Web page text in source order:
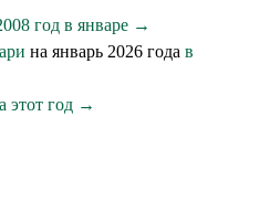
год в январе →
на январь 2026 года в
этот год →